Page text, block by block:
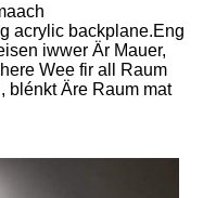
acrylic backplane.Eng
iwwer Är Mauer,
Wee fir all Raum
blénkt Äre Raum mat